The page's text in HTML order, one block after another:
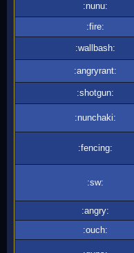
:nunu:
:fire:
:wallbash:
:angryrant:
:shotgun:
:nunchaki:
:fencing:
:sw:
:angry:
:ouch: